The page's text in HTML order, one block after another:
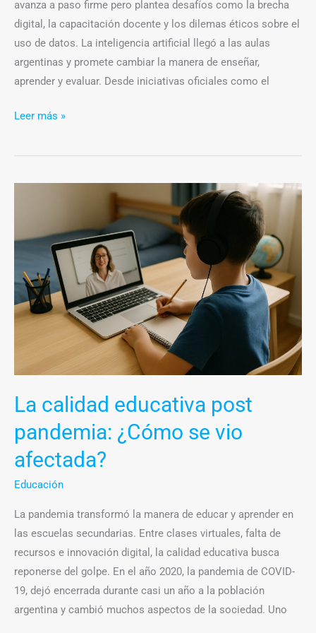
avanza a paso firme pero plantea desafíos como la brecha
digital, la capacitación docente y los dilemas éticos sobre el
uso de datos. La inteligencia artificial llegó a las aulas
argentinas y promete cambiar la manera de enseñar,
aprender y evaluar. Desde iniciativas oficiales como el
Leer más »
La calidad educativa post
pandemia: ¿Cómo se vio
afectada?
Educación
La pandemia transformó la manera de educar y aprender en
las escuelas secundarias. Entre clases virtuales, falta de
recursos e innovación digital, la calidad educativa busca
reponerse del golpe. En el año 2020, la pandemia de COVID-
19, dejó encerrada durante casi un año a la población
argentina y cambió muchos aspectos de la sociedad. Uno
educativa
pandemia:
¿Cómo
se